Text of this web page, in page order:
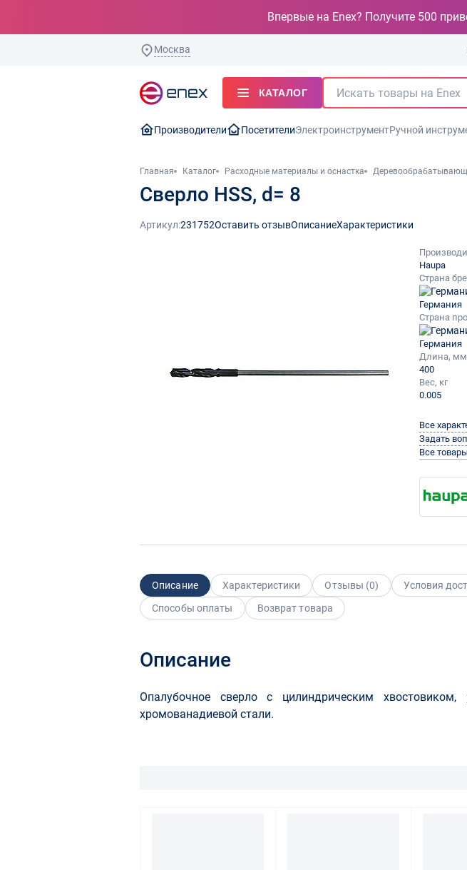
Впервые на Enex? Получите 500
Москва
КАТАЛОГ
Производители ПосетителиЭлектроинструментРучной
Главная Каталог Расходные материалы и оснастка
Сверло HSS, d= 8
Артикул:231752Оставить отзывОписаниеХарактеристики
Haupa
Страна
Германия
Страна
Германия
Длина, мм
400
Вес, кг
0.005
Все
Все
Описание Характеристики Отзывы (0)
Условия
Способы оплаты
Возврат товара
Описание
Опалубочное сверло с цилиндрическим
хромованадиевой стали.